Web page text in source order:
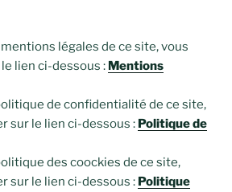
légales de ce site, vous
lien ci-dessous : Mentions
de confidentialité de ce site,
sur le lien ci-dessous : Politique de
des coockies de ce site,
sur le lien ci-dessous : Politique